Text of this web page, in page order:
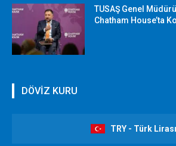
TUSAŞ Genel
Chatham House’ta
DÖVİZ KURU
TRY - Türk Lirası